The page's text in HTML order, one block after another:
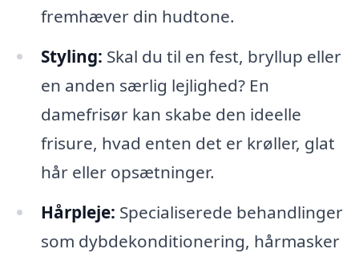
fremhæver din hudtone.
Styling: Skal du til en fest, bryllup eller
en anden særlig lejlighed? En
damefrisør kan skabe den ideelle
frisure, hvad enten det er krøller, glat
hår eller opsætninger.
Hårpleje: Specialiserede behandlinger
som dybdekonditionering, hårmasker